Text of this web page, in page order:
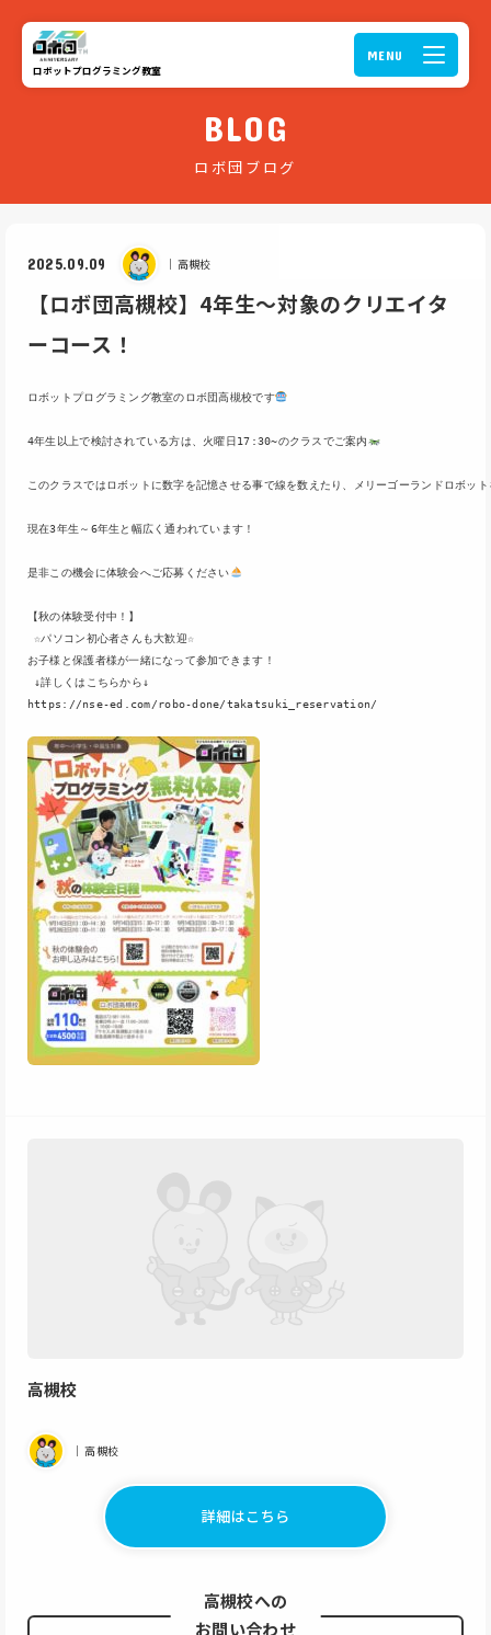
ロボットプログラミング教室
BLOG
ロボ団ブログ
2025.09.09 ｜ 高槻校
【ロボ団高槻校】4年生～対象のクリエイタ
ーコース！
ロボットプログラミング教室のロボ団高槻校です
4年生以上で検討されている方は、火曜日17:30~のクラスでご案内
このクラスではロボットに数字を記憶させる事で線を数えたり、メリーゴーランドロボッ
現在3年生～6年生と幅広く通われています！
是非この機会に体験会へご応募ください
【秋の体験受付中！】
☆パソコン初心者さんも大歓迎☆
お子様と保護者様が一緒になって参加できます！
https://nse-ed.com/robo-done/takatsuki_reservation/
高槻校
｜高槻校
詳細はこちら
高槻校への
お問い合わせ